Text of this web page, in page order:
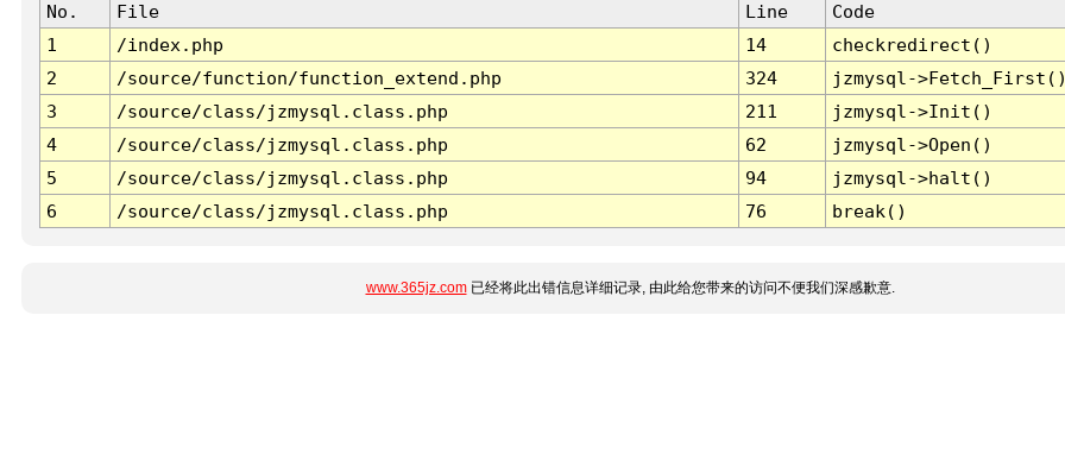
No. File Line
Code
1
/index.php 14
checkredirect()
2
/source/function/function_extend.php 324
jzmysql-
3
/source/class/jzmysql.class.php 211
jzmysql->Init()
4
/source/class/jzmysql.class.php 62
jzmysql->Open()
5
/source/class/jzmysql.class.php 94
jzmysql->halt()
6
/source/class/jzmysql.class.php 76 break()
www.365jz.com已经将此出错信息详细记录, 由此给您带来的访问不便我们深感歉意.